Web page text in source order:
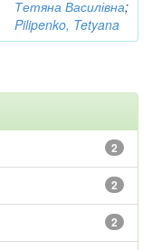
Тетяна Василівна;
Pilipenko, Tetyana
2
2
2